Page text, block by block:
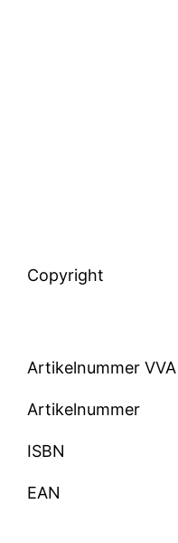
Copyright
Artikelnummer VVA
Artikelnummer
ISBN
EAN